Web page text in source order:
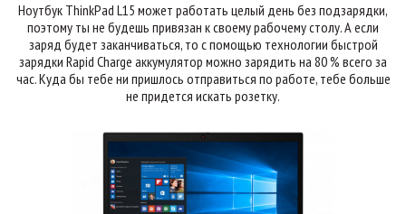
Ноутбук ThinkPad L15 может работать целый день без подзарядки,
поэтому ты не будешь привязан к своему рабочему столу. А если
заряд будет заканчиваться, то с помощью технологии быстрой
зарядки Rapid Charge аккумулятор можно зарядить на 80 % всего за
час. Куда бы тебе ни пришлось отправиться по работе, тебе больше
не придется искать розетку.